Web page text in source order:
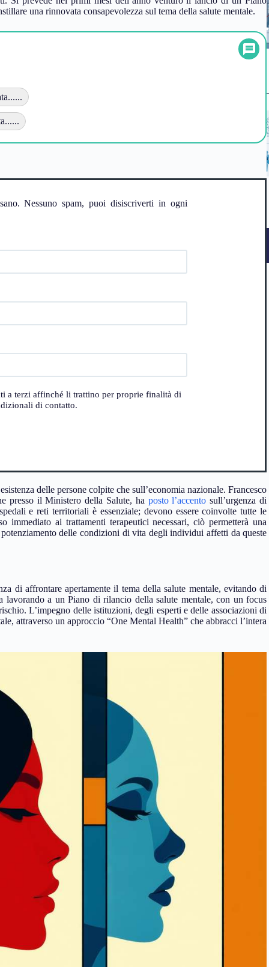
una rinnovata consapevolezza sul tema della salute mentale.
Nessuno spam, puoi disiscriverti in ogni
a terzi affinché li trattino per proprie finalità di
di contatto.
delle persone colpite che sull’economia nazionale. Francesco
presso il Ministero della Salute, ha posto l’accento sull’urgenza di
e reti territoriali è essenziale; devono essere coinvolte tutte le
immediato ai trattamenti terapeutici necessari, ciò permetterà una
delle condizioni di vita degli individui affetti da queste
di affrontare apertamente il tema della salute mentale, evitando di
a un Piano di rilancio della salute mentale, con un focus
L’impegno delle istituzioni, degli esperti e delle associazioni di
attraverso un approccio “One Mental Health” che abbracci l’intera